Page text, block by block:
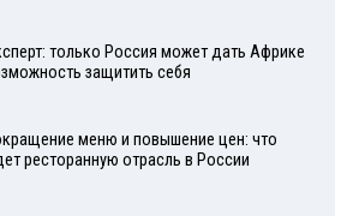
только Россия может дать Африке
защитить себя
меню и повышение цен: что
ресторанную отрасль в России